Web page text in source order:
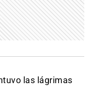
las lágrimas